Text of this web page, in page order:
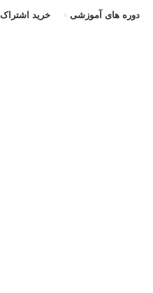
دوره های آموزشی خرید اشتراک